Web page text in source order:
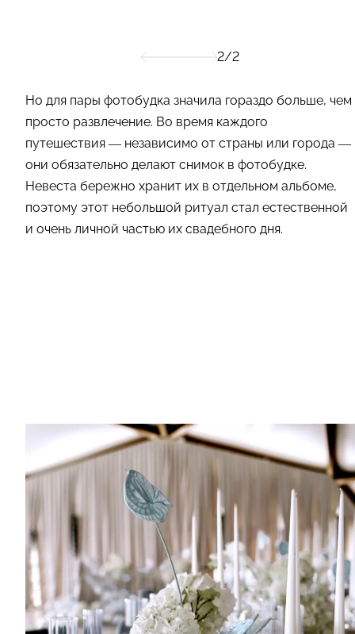
2/2
Но для пары фотобудка значила гораздо больше, чем
просто развлечение. Во время каждого
путешествия — независимо от страны или города —
они обязательно делают снимок в фотобудке.
Невеста бережно хранит их в отдельном альбоме,
поэтому этот небольшой ритуал стал естественной
и очень личной частью их свадебного дня.